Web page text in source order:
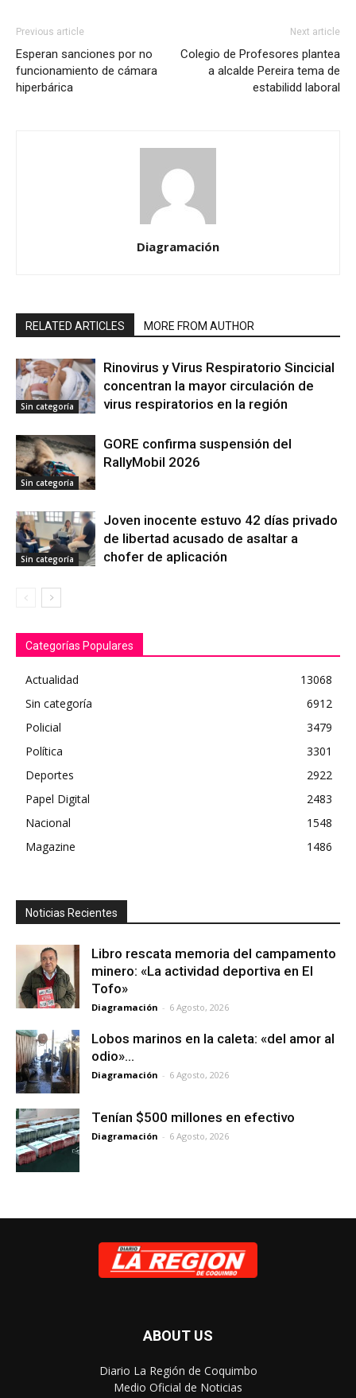
Previous article
Esperan sanciones por no
funcionamiento de cámara
hiperbárica
Next article
Colegio de Profesores plantea
a alcalde Pereira tema de
estabilidd laboral
Diagramación
RELATED ARTICLES MORE FROM AUTHOR
Sin categoría
Rinovirus y Virus Respiratorio Sincicial
concentran la mayor circulación de
virus respiratorios en la región
Sin categoría
GORE confirma suspensión del
RallyMobil 2026
Sin categoría
Joven inocente estuvo 42 días privado
de libertad acusado de asaltar a
chofer de aplicación
Categorías Populares
Actualidad
13068
Sin categoría
6912
Policial
3479
Política
3301
Deportes
2922
Papel Digital
2483
Nacional
1548
Magazine
1486
Noticias Recientes
Libro rescata memoria del campamento
minero: «La actividad deportiva en El
Tofo»
Diagramación - 6 Agosto, 2026
Lobos marinos en la caleta: «del amor al
odio»…
Diagramación - 6 Agosto, 2026
Tenían $500 millones en efectivo
Diagramación - 6 Agosto, 2026
ABOUT US
Diario La Región de Coquimbo
Medio Oficial de Noticias